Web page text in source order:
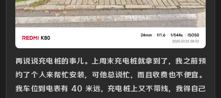
再说说充电桩的事儿。上周末充电桩就拿到了，我之前预
约了个人来帮忙安装，可他总说忙，而且收费也不便宜。
我车位到电表有 40 米远，充电桩上又不带线，我得自己